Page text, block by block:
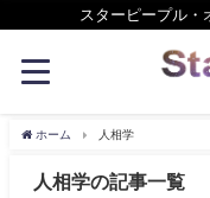
スターピープル・
ホーム 人相学
人相学の記事一覧